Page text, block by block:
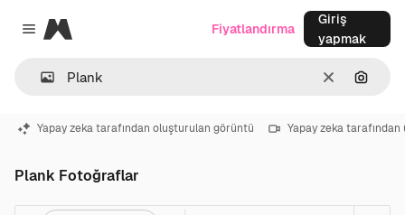
Close menu
Magnific
Temizlemek
Fiyatlandırma
Giriş
yapmak
Yapay zeka tarafından oluşturulan görüntü Yapay zeka
Plank Fotoğraflar